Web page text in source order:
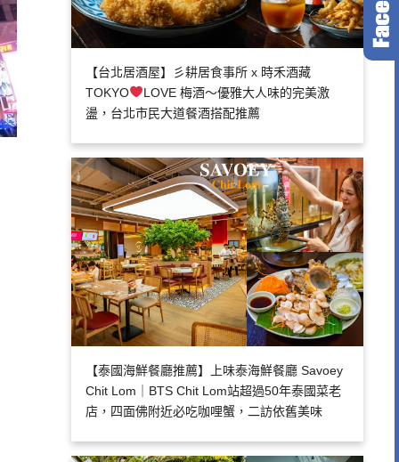
【台北居酒屋】彡耕居食事所 x 時禾酒藏
TOKYO
LOVE 梅酒～優雅大人味的完美激
盪，台北市民大道餐酒搭配推薦
【泰國海鮮餐廳推薦】上味泰海鮮餐廳 Savoey
Chit Lom｜BTS Chit Lom站超過50年泰國菜老
店，四面佛附近必吃咖哩蟹，二訪依舊美味